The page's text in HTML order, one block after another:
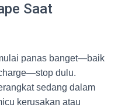
Saat
panas banget—baik
dulu.
sedang dalam
kerusakan atau